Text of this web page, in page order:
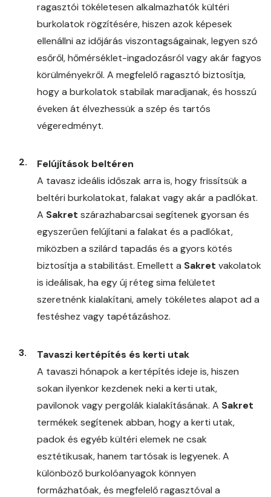
ragasztói tökéletesen alkalmazhatók kültéri
burkolatok rögzítésére, hiszen azok képesek
ellenállni az időjárás viszontagságainak, legyen szó
esőről, hőmérséklet-ingadozásról vagy akár fagyos
körülményekről. A megfelelő ragasztó biztosítja,
hogy a burkolatok stabilak maradjanak, és hosszú
éveken át élvezhessük a szép és tartós
végeredményt.
Felújítások beltéren
A tavasz ideális időszak arra is, hogy frissítsük a
beltéri burkolatokat, falakat vagy akár a padlókat.
A Sakret szárazhabarcsai segítenek gyorsan és
egyszerűen felújítani a falakat és a padlókat,
miközben a szilárd tapadás és a gyors kötés
biztosítja a stabilitást. Emellett a Sakret vakolatok
is ideálisak, ha egy új réteg sima felületet
szeretnénk kialakítani, amely tökéletes alapot ad a
festéshez vagy tapétázáshoz.
Tavaszi kertépítés és kerti utak
A tavaszi hónapok a kertépítés ideje is, hiszen
sokan ilyenkor kezdenek neki a kerti utak,
pavilonok vagy pergolák kialakításának. A Sakret
termékek segítenek abban, hogy a kerti utak,
padok és egyéb kültéri elemek ne csak
esztétikusak, hanem tartósak is legyenek. A
különböző burkolóanyagok könnyen
formázhatóak, és megfelelő ragasztóval a